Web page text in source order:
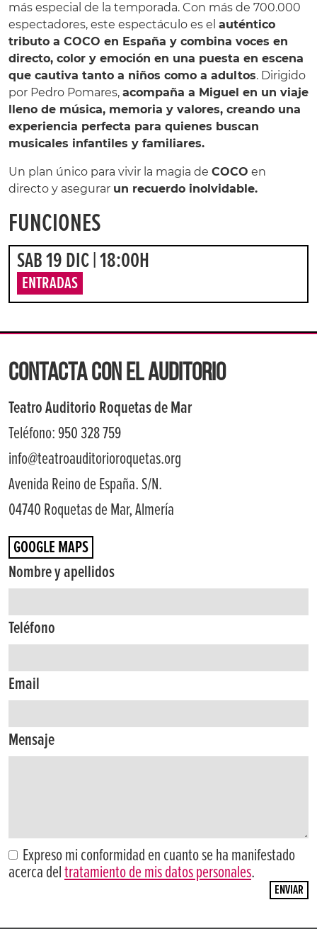
más especial de la temporada. Con más de 700.000
espectadores, este espectáculo es el auténtico
tributo a COCO en España y combina voces en
directo, color y emoción en una puesta en escena
que cautiva tanto a niños como a adultos. Dirigido
por Pedro Pomares, acompaña a Miguel en un viaje
lleno de música, memoria y valores, creando una
experiencia perfecta para quienes buscan
musicales infantiles y familiares.
Un plan único para vivir la magia de COCO en
directo y asegurar un recuerdo inolvidable.
FUNCIONES
SAB 19 DIC | 18:00H
ENTRADAS
CONTACTA CON EL AUDITORIO
Teatro Auditorio Roquetas de Mar
Teléfono: 950 328 759
info@teatroauditorioroquetas.org
Avenida Reino de España. S/N.
04740 Roquetas de Mar, Almería
GOOGLE MAPS
Nombre y apellidos
Teléfono
Email
Mensaje
Expreso mi conformidad en cuanto se ha manifestado
acerca del tratamiento de mis datos personales.